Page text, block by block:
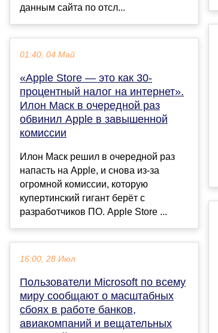
данным сайта по отсл...
01:40, 04 Май
«Apple Store — это как 30-
процентный налог на интернет».
Илон Маск в очередной раз
обвинил Apple в завышенной
комиссии
Илон Маск решил в очередной раз
напасть на Apple, и снова из-за
огромной комиссии, которую
купертинский гигант берёт с
разработчиков ПО. Apple Store ...
16:00, 28 Июл
Пользователи Microsoft по всему
миру сообщают о масштабных
сбоях в работе банков,
авиакомпаний и вещательных